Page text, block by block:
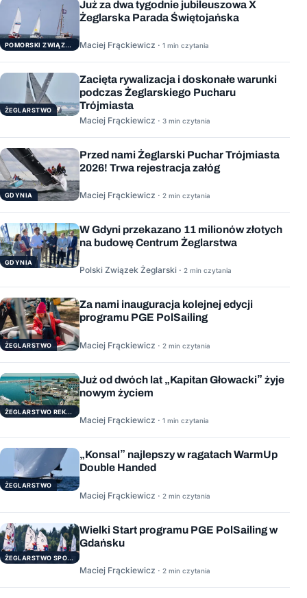
POMORSKI ZWIĄZEK ŻEGLARSKI
Już za dwa tygodnie jubileuszowa X
Żeglarska Parada Świętojańska
Maciej Frąckiewicz · 1 min czytania
ŻEGLARSTWO
Zacięta rywalizacja i doskonałe warunki
podczas Żeglarskiego Pucharu
Trójmiasta
Maciej Frąckiewicz · 3 min czytania
GDYNIA
Przed nami Żeglarski Puchar Trójmiasta
2026! Trwa rejestracja załóg
Maciej Frąckiewicz · 2 min czytania
GDYNIA
W Gdyni przekazano 11 milionów złotych
na budowę Centrum Żeglarstwa
Polski Związek Żeglarski · 2 min czytania
ŻEGLARSTWO
Za nami inauguracja kolejnej edycji
programu PGE PolSailing
Maciej Frąckiewicz · 2 min czytania
ŻEGLARSTWO REKERACYJNE
Już od dwóch lat „Kapitan Głowacki” żyje
nowym życiem
Maciej Frąckiewicz · 1 min czytania
ŻEGLARSTWO
„Konsal” najlepszy w ragatach WarmUp
Double Handed
Maciej Frąckiewicz · 2 min czytania
ŻEGLARSTWO SPORTOWE
Wielki Start programu PGE PolSailing w
Gdańsku
Maciej Frąckiewicz · 2 min czytania